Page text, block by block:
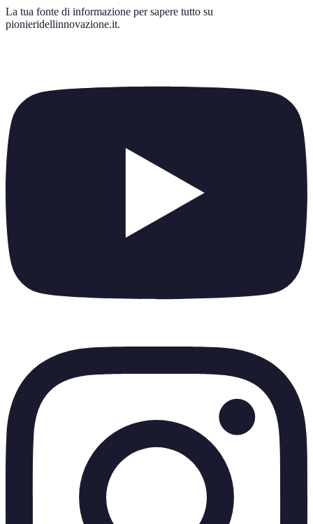
La tua fonte di informazione per sapere tutto su
pionieridellinnovazione.it.